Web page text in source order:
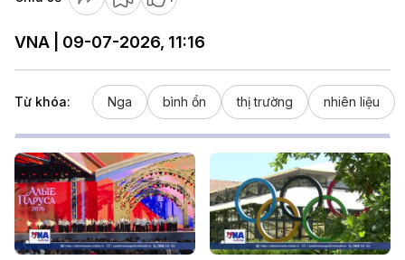
VNA | 09-07-2026, 11:16
Từ khóa: Nga bình ổn thị trường nhiên liệu